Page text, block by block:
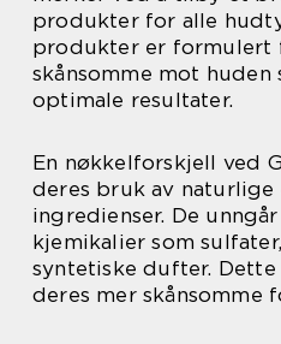
produkter for alle
produkter er formulert
skånsomme mot
optimale resultater.
En nøkkelforskjell ved
deres bruk av naturlige
ingredienser. De
kjemikalier som
syntetiske dufter.
deres mer skånsomme